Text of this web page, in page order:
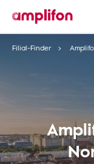
Filial-Finder